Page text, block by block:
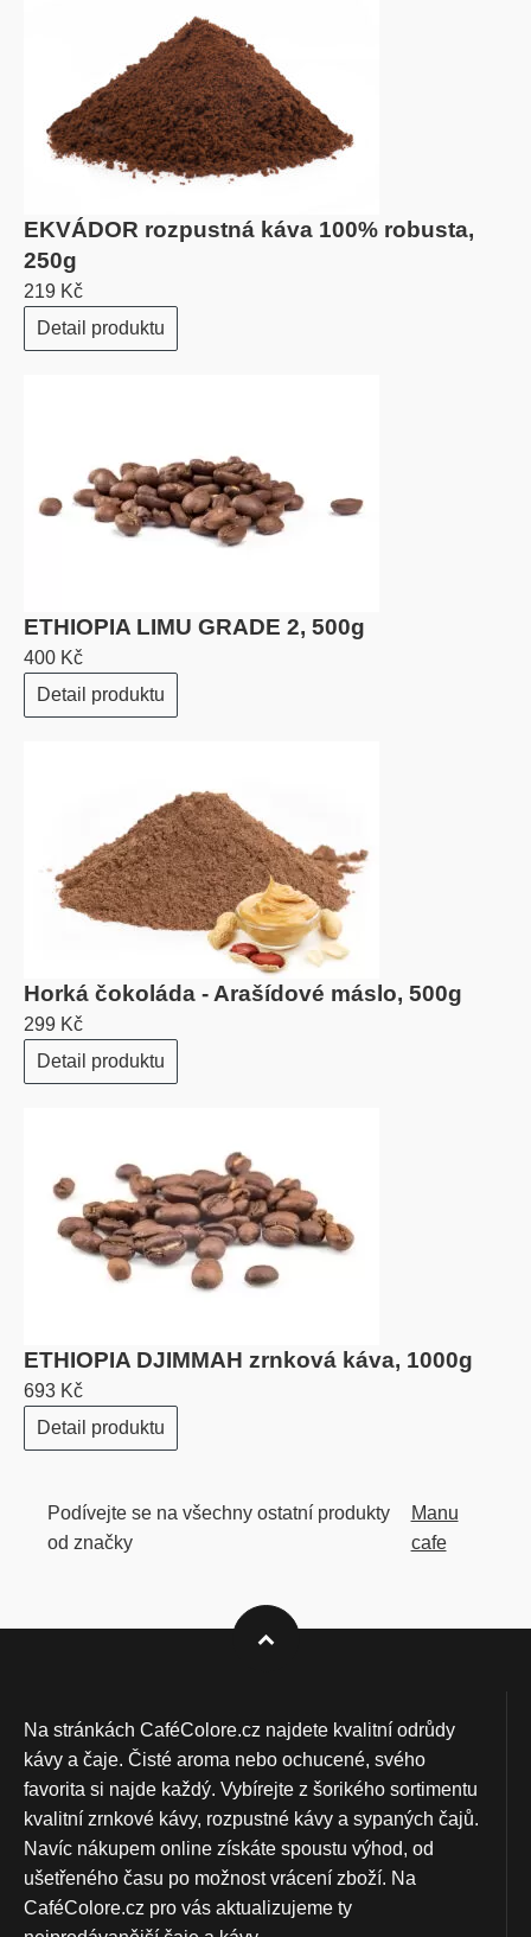
EKVÁDOR rozpustná káva 100% robusta,
250g
219 Kč
Detail produktu
ETHIOPIA LIMU GRADE 2, 500g
400 Kč
Detail produktu
Horká čokoláda - Arašídové máslo, 500g
299 Kč
Detail produktu
ETHIOPIA DJIMMAH zrnková káva, 1000g
693 Kč
Detail produktu
Podívejte se na všechny ostatní produkty
od značky
Manu
cafe
Na stránkách CaféColore.cz najdete kvalitní odrůdy
kávy a čaje. Čisté aroma nebo ochucené, svého
favorita si najde každý. Vybírejte z šorikého sortimentu
kvalitní zrnkové kávy, rozpustné kávy a sypaných čajů.
Navíc nákupem online získáte spoustu výhod, od
ušetřeného času po možnost vrácení zboží. Na
CaféColore.cz pro vás aktualizujeme ty